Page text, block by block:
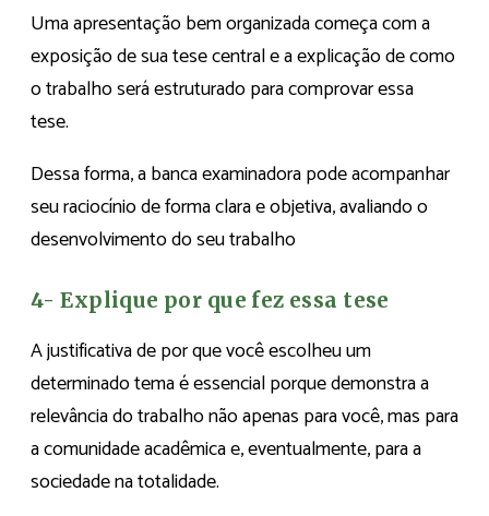
Uma apresentação bem organizada começa com a
exposição de sua tese central e a explicação de como
o trabalho será estruturado para comprovar essa
tese.
Dessa forma, a banca examinadora pode acompanhar
seu raciocínio de forma clara e objetiva, avaliando o
desenvolvimento do seu trabalho
4- Explique por que fez essa tese
A justificativa de por que você escolheu um
determinado tema é essencial porque demonstra a
relevância do trabalho não apenas para você, mas para
a comunidade acadêmica e, eventualmente, para a
sociedade na totalidade.